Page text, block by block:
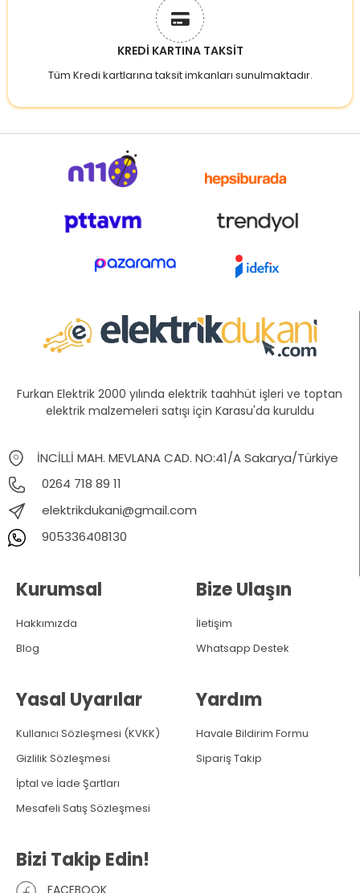
KREDİ KARTINA TAKSİT
Tüm Kredi kartlarına taksit imkanları sunulmaktadır.
Furkan Elektrik 2000 yılında elektrik taahhüt işleri ve toptan
elektrik malzemeleri satışı için Karasu'da kuruldu
İNCİLLİ MAH. MEVLANA CAD. NO:41/A Sakarya/Türkiye
0264 718 89 11
elektrikdukani@gmail.com
905336408130
Kurumsal
Hakkımızda
Blog
Yasal Uyarılar
Kullanıcı Sözleşmesi (KVKK)
Gizlilik Sözleşmesi
İptal ve İade Şartları
Mesafeli Satış Sözleşmesi
Bize Ulaşın
İletişim
Whatsapp Destek
Yardım
Havale Bildirim Formu
Sipariş Takip
Bizi Takip Edin!